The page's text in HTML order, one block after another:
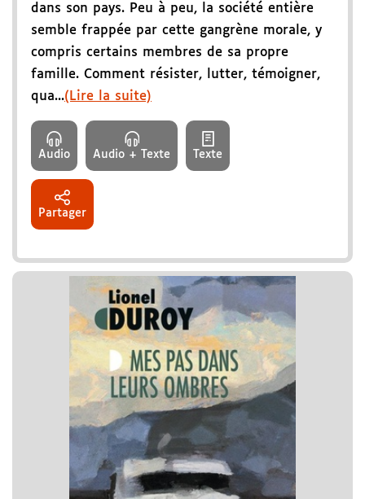
dans son pays. Peu à peu, la société entière
semble frappée par cette gangrène morale, y
compris certains membres de sa propre
famille. Comment résister, lutter, témoigner,
qua...(Lire la suite)
Audio Audio + Texte Texte
Partager